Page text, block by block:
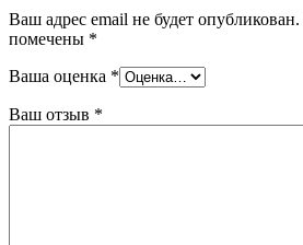
Ваш адрес email не будет опубликован.
помечены *
Ваша оценка *
Ваш отзыв *